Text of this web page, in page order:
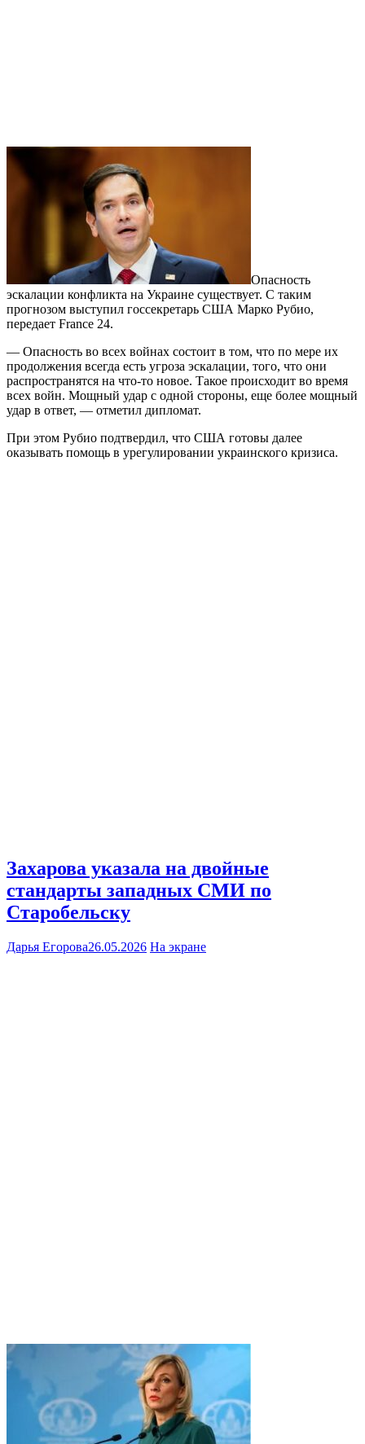
Опасность
эскалации конфликта на Украине существует. С таким
прогнозом выступил госсекретарь США Марко Рубио,
передает France 24.
— Опасность во всех войнах состоит в том, что по мере их
продолжения всегда есть угроза эскалации, того, что они
распространятся на что-то новое. Такое происходит во время
всех войн. Мощный удар с одной стороны, еще более мощный
удар в ответ, — отметил дипломат.
При этом Рубио подтвердил, что США готовы далее
оказывать помощь в урегулировании украинского кризиса.
Захарова указала на двойные
стандарты западных СМИ по
Старобельску
Дарья Егорова26.05.2026 На экране